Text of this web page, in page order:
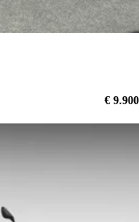
€ 9.900